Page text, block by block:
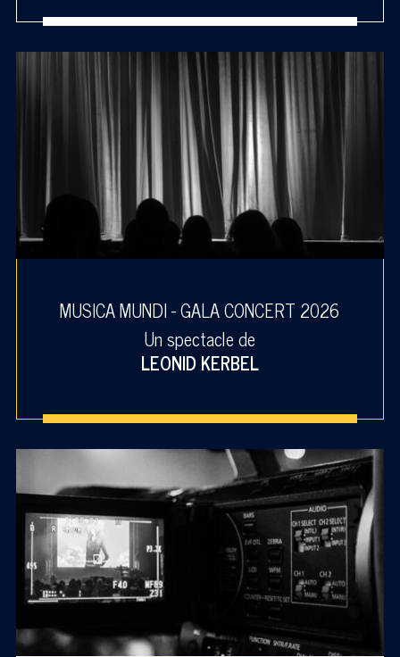
MUSICA MUNDI - GALA CONCERT 2026
Un spectacle de
LEONID KERBEL